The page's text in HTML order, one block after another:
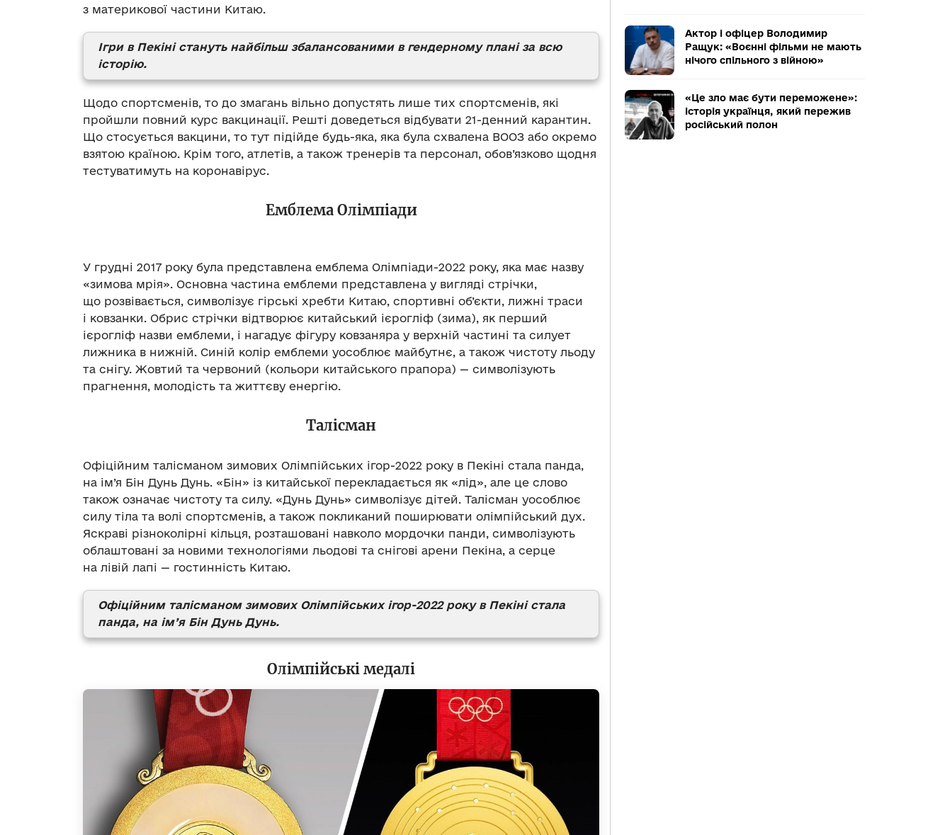
з материкової частини Китаю.
Ігри в Пекіні стануть найбільш збалансованими в гендерному плані за всю
історію.
Щодо спортсменів, то до змагань вільно допустять лише тих спортсменів, які
пройшли повний курс вакцинації. Решті доведеться відбувати 21-денний карантин.
Що стосується вакцини, то тут підійде будь-яка, яка була схвалена ВООЗ або окремо
взятою країною. Крім того, атлетів, а також тренерів та персонал, обов’язково щодня
тестуватимуть на коронавірус.
Емблема Олімпіади
У грудні 2017 року була представлена емблема Олімпіади-2022 року, яка має назву
«зимова мрія». Основна частина емблеми представлена ​​у вигляді стрічки,
що розвівається, символізує гірські хребти Китаю, спортивні об’єкти, лижні траси
і ковзанки. Обрис стрічки відтворює китайський ієрогліф (зима), як перший
ієрогліф назви емблеми, і нагадує фігуру ковзаняра у верхній частині та силует
лижника в нижній. Синій колір емблеми уособлює майбутнє, а також чистоту льоду
та снігу. Жовтий та червоний (кольори китайського прапора) — символізують
прагнення, молодість та життєву енергію.
Талісман
Офіційним талісманом зимових Олімпійських ігор-2022 року в Пекіні стала панда,
на ім’я Бін Дунь Дунь. «Бін» із китайської перекладається як «лід», але це слово
також означає чистоту та силу. «Дунь Дунь» символізує дітей. Талісман уособлює
силу тіла та волі спортсменів, а також покликаний поширювати олімпійський дух.
Яскраві різноколірні кільця, розташовані навколо мордочки панди, символізують
облаштовані за новими технологіями льодові та снігові арени Пекіна, а серце
на лівій лапі — гостинність Китаю.
Офіційним талісманом зимових Олімпійських ігор-2022 року в Пекіні стала
панда, на ім’я Бін Дунь Дунь.
Олімпійські медалі
Актор і офіцер Володимир
Ращук: «Воєнні фільми не мають
нічого спільного з війною»
«Це зло має бути переможене»:
історія українця, який пережив
російський полон